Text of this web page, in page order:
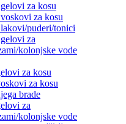
za kosu
za kosu
puderi/tonici
za
kolonjske vode
za kosu
za kosu
brade
za
kolonjske vode